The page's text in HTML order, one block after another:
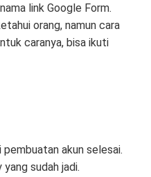
link Google Form.
orang, namun cara
caranya, bisa ikuti
akun selesai.
sudah jadi.